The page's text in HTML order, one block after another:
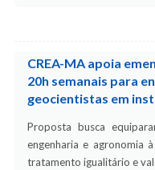
CREA-MA apoia
20h semanais para
geocientistas em
Proposta busca
engenharia e agronomia
tratamento igualitário e